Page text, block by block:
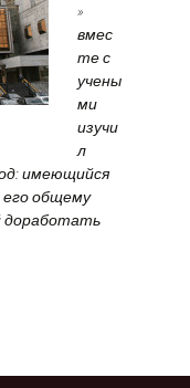
»
вмес
те с
учены
ми
изучи
л
имеющийся
его общему
доработать